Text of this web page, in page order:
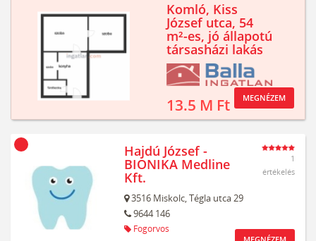
Komló, Kiss
József utca, 54
m²-es, jó állapotú
társasházi lakás
13.5 M Ft MEGNÉZEM
Hajdú József -
BIONIKA Medline
Kft.
3516 Miskolc,Tégla utca 29
9644 146
Fogorvos
1
értékelés